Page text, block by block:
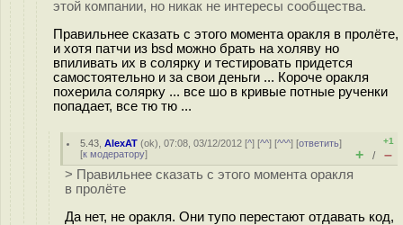
этой компании, но никак не интересы сообщества.
Правильнее сказать с этого момента оракля в пролёте,
и хотя патчи из bsd можно брать на холяву но
впиливать их в солярку и тестировать придется
самостоятельно и за свои деньги ... Короче оракля
похерила солярку ... все шо в кривые потные рученки
попадает, все тю тю ...
5.43 ,AlexAT (ok), 07:08, 03/12/2012 [^] [^^] [^^^] [ответить]
[к модератору]
+1
+ / –
> Правильнее сказать с этого момента оракля
в пролёте
Да нет, не оракля. Они тупо перестают отдавать код,